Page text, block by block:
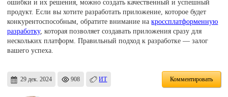
ошибки и их решения, можно создать качественный и успешный
продукт. Если вы хотите разработать приложение, которое будет
конкурентоспособным, обратите внимание накроссплатформенную
разработку, которая позволяет создавать приложения сразу для
нескольких платформ. Правильный подход к разработке — залог
вашего успеха.
29 дек. 2024 908 ИТ Комментировать